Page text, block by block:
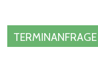
TERMINANFRAGE